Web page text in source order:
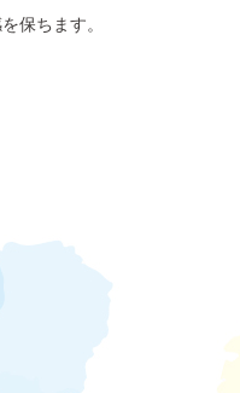
保ちます。